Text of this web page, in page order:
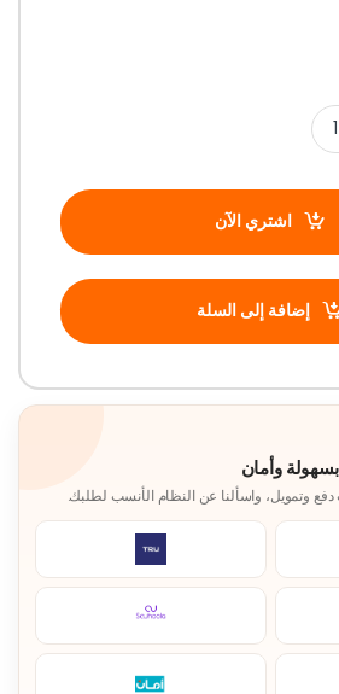
اشتري الآن
إضافة إلى السلة
وأمان
وتمويل، واسألنا عن النظام الأنسب لطلبك.